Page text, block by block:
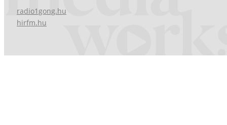
radio1gong.hu
hirfm.hu